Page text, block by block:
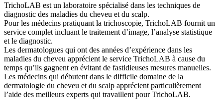
TrichoLAB est un laboratoire spécialisé dans les techniques de
diagnostic des maladies du cheveu et du scalp.
Pour les médecins pratiquant la trichoscopie, TrichoLAB fournit un
service complet incluant le traitement d’image, l’analyse statistique
et le diagnostic.
Les dermatologues qui ont des années d’expérience dans les
maladies du cheveu apprécient le service TrichoLAB à cause du
temps qu’ils gagnent en évitant de fastidieuses mesures manuelles.
Les médecins qui débutent dans le difficile domaine de la
dermatologie du cheveu et du scalp apprécient particulièrement
l’aide des meilleurs experts qui travaillent pour TrichoLAB.